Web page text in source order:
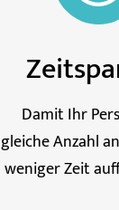
Damit Ihr
gleiche Anzahl
weniger Zeit